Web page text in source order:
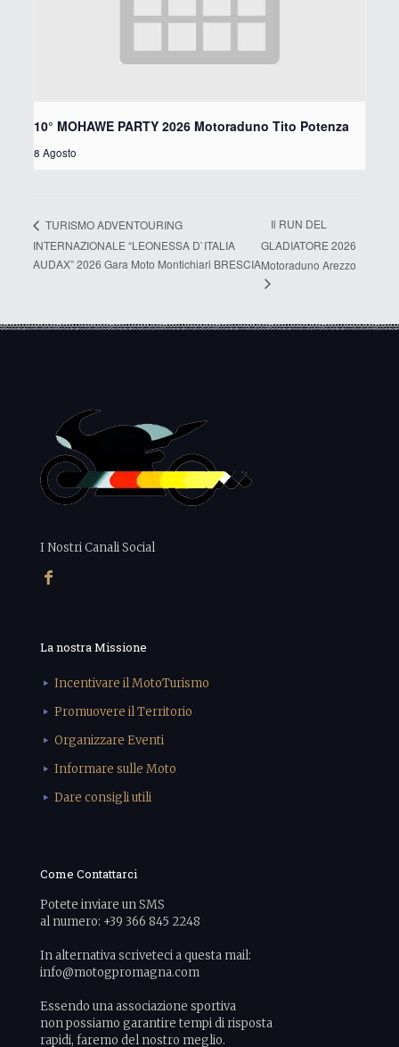
10° MOHAWE PARTY 2026 Motoraduno Tito Potenza
8 Agosto
TURISMO ADVENTOURING
INTERNAZIONALE “LEONESSA D`ITALIA
AUDAX” 2026 Gara Moto Montichiari BRESCIA
Il RUN DEL
GLADIATORE 2026
Motoraduno Arezzo
I Nostri Canali Social
La nostra Missione
Incentivare il MotoTurismo
Promuovere il Territorio
Organizzare Eventi
Informare sulle Moto
Dare consigli utili
Come Contattarci
Potete inviare un SMS
al numero: +39 366 845 2248
In alternativa scriveteci a questa mail:
info@motogpromagna.com
Essendo una associazione sportiva
non possiamo garantire tempi di risposta
rapidi, faremo del nostro meglio.